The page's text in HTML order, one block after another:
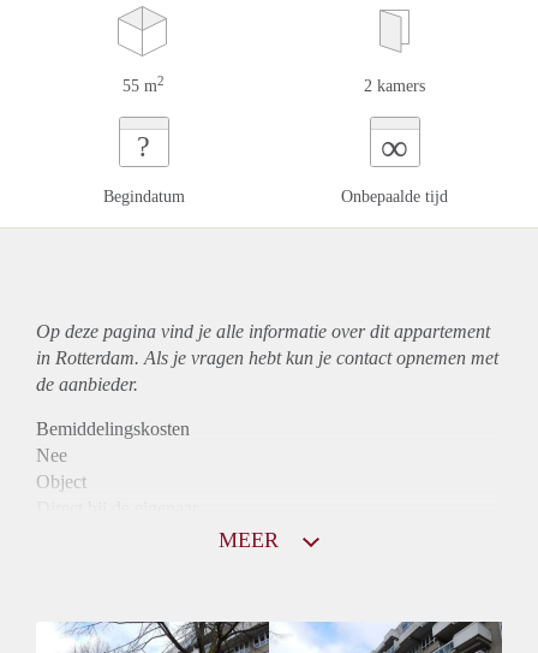
55 m2 2 kamers
?
Begindatum
∞
Onbepaalde tijd
Op deze pagina vind je alle informatie over ditappartement
in Rotterdam. Als je vragen hebt kun je contact opnemen met
de aanbieder.
Bemiddelingskosten
Nee
Object
Huurtoeslag
MEER